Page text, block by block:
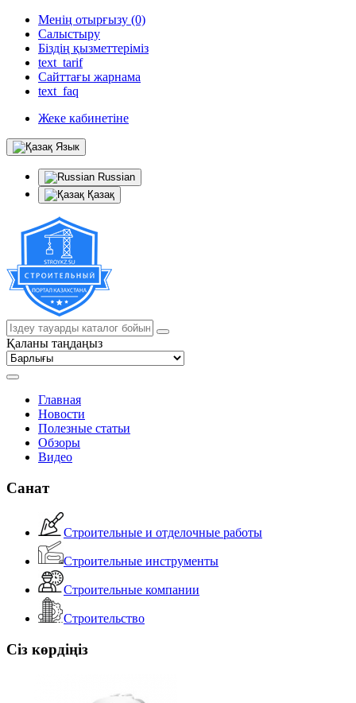
Менің отырғызу (0)
Салыстыру
Біздің қызметтеріміз
text_tarif
Сайттағы жарнама
text_faq
Жеке кабинетіне
Язык
Russian
Қазақ
Қаланы таңдаңыз
Главная
Новости
Полезные статьи
Обзоры
Видео
Санат
Строительные и отделочные работы
Строительные инструменты
Строительные компании
Строительство
Сіз көрдіңіз